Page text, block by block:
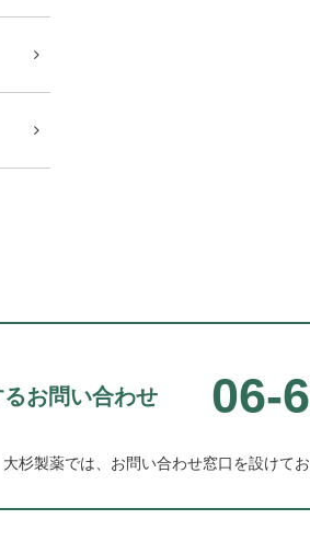
お問い合わせ 06-
大杉製薬では、お問い合わせ窓口を設けてお